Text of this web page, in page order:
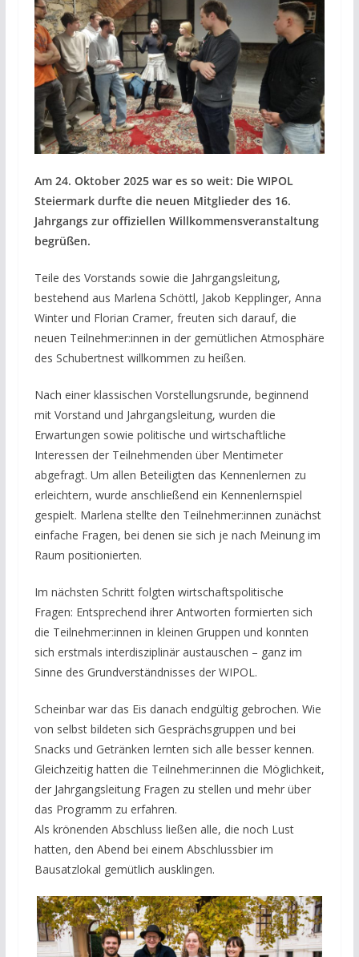
Am 24. Oktober 2025 war es so weit: Die WIPOL
Steiermark durfte die neuen Mitglieder des 16.
Jahrgangs zur offiziellen Willkommensveranstaltung
begrüßen.
Teile des Vorstands sowie die Jahrgangsleitung,
bestehend aus Marlena Schöttl, Jakob Kepplinger, Anna
Winter und Florian Cramer, freuten sich darauf, die
neuen Teilnehmer:innen in der gemütlichen Atmosphäre
des Schubertnest willkommen zu heißen.
Nach einer klassischen Vorstellungsrunde, beginnend
mit Vorstand und Jahrgangsleitung, wurden die
Erwartungen sowie politische und wirtschaftliche
Interessen der Teilnehmenden über Mentimeter
abgefragt. Um allen Beteiligten das Kennenlernen zu
erleichtern, wurde anschließend ein Kennenlernspiel
gespielt. Marlena stellte den Teilnehmer:innen zunächst
einfache Fragen, bei denen sie sich je nach Meinung im
Raum positionierten.
Im nächsten Schritt folgten wirtschaftspolitische
Fragen: Entsprechend ihrer Antworten formierten sich
die Teilnehmer:innen in kleinen Gruppen und konnten
sich erstmals interdisziplinär austauschen – ganz im
Sinne des Grundverständnisses der WIPOL.
Scheinbar war das Eis danach endgültig gebrochen. Wie
von selbst bildeten sich Gesprächsgruppen und bei
Snacks und Getränken lernten sich alle besser kennen.
Gleichzeitig hatten die Teilnehmer:innen die Möglichkeit,
der Jahrgangsleitung Fragen zu stellen und mehr über
das Programm zu erfahren.
Als krönenden Abschluss ließen alle, die noch Lust
hatten, den Abend bei einem Abschlussbier im
Bausatzlokal gemütlich ausklingen.